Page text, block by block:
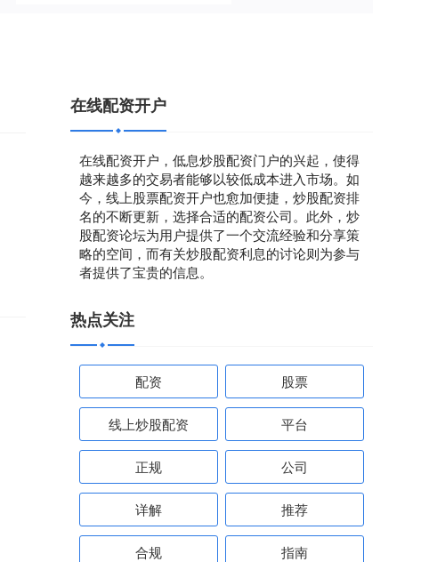
在线配资开户
在线配资开户，低息炒股配资门户的兴起，使得
越来越多的交易者能够以较低成本进入市场。如
今，线上股票配资开户也愈加便捷，炒股配资排
名的不断更新，选择合适的配资公司。此外，炒
股配资论坛为用户提供了一个交流经验和分享策
略的空间，而有关炒股配资利息的讨论则为参与
者提供了宝贵的信息。
热点关注
配资 股票
线上炒股配资 平台
正规 公司
详解 推荐
合规 指南